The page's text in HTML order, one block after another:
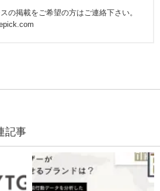
の掲載をご希望の方はご連絡下さい。
記事